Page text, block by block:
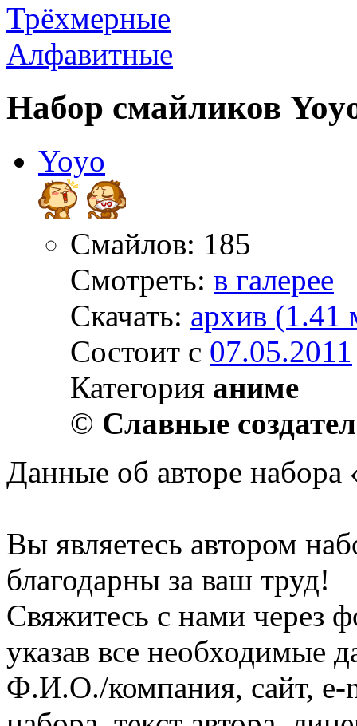
Трёхмерные
Алфавитные
Набор смайликов
Yoyo
Смайлов: 185
Смотреть: в галерее
Скачать: архив (1.41
Состоит с 07.05.2011
Категория аниме
© Славные
Данные об авторе набора
Вы являетесь автором
благодарны за ваш труд!
Свяжитесь с нами через
указав все необходимые
Ф.И.О./компания, сайт, e-